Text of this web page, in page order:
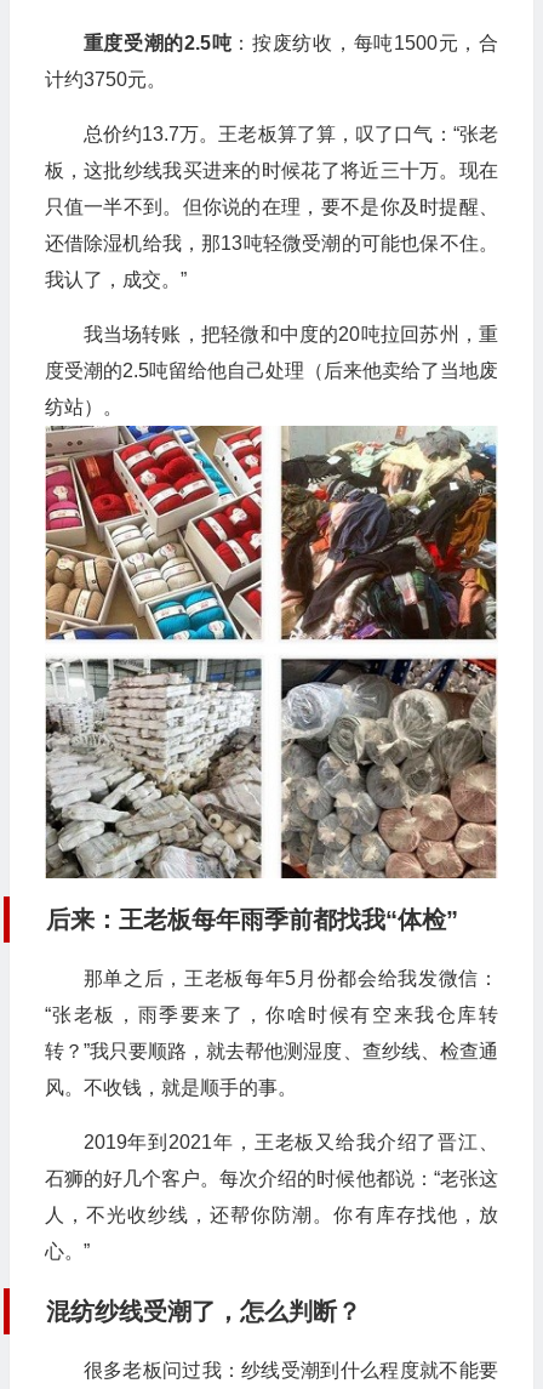
重度受潮的2.5吨 ：按废纺收，每吨1500元，合
计约3750元。
总价约13.7万。王老板算了算，叹了口气：“张老
板，这批纱线我买进来的时候花了将近三十万。现在
只值一半不到。但你说的在理，要不是你及时提醒、
还借除湿机给我，那13吨轻微受潮的可能也保不住。
我认了，成交。”
我当场转账，把轻微和中度的20吨拉回苏州，重
度受潮的2.5吨留给他自己处理（后来他卖给了当地废
纺站）。
后来：王老板每年雨季前都找我“体检”
那单之后，王老板每年5月份都会给我发微信：
“张老板，雨季要来了，你啥时候有空来我仓库转
转？”我只要顺路，就去帮他测湿度、查纱线、检查通
风。不收钱，就是顺手的事。
2019年到2021年，王老板又给我介绍了晋江、
石狮的好几个客户。每次介绍的时候他都说：“老张这
人，不光收纱线，还帮你防潮。你有库存找他，放
心。”
混纺纱线受潮了，怎么判断？
很多老板问过我：纱线受潮到什么程度就不能要